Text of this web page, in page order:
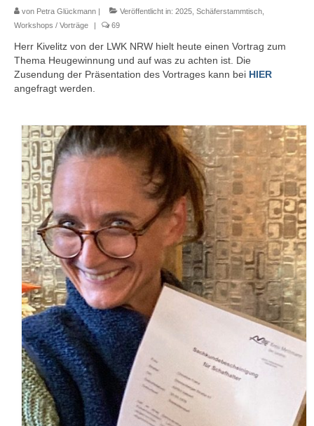
Sie brauchen Hilfe? …
Das Stallbuch
Bestandsregister
Links
Formulare
Ohrmarken
Tierärzte
Sponsoren
von Petra Glückmann | Veröffentlicht in: 2025 Schäferstammtisch
Workshops / Vorträge
| 69
Herr Kivelitz von der LWK NRW hielt heute einen Vortrag zum
Thema Heugewinnung und auf was zu achten ist. Die
Zusendung der Präsentation des Vortrages kann bei HIER
angefragt werden.